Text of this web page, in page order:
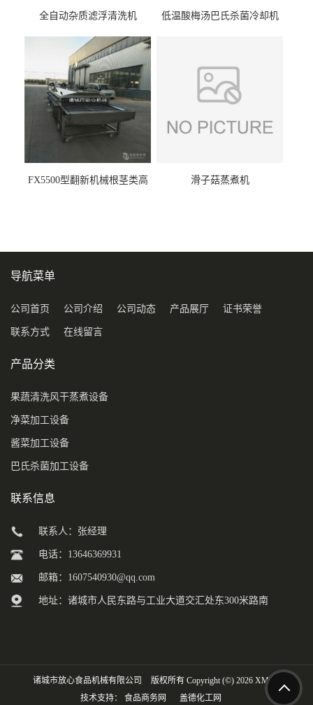
全自动杂质滤浮清洗机 低温酸梅汤巴氏杀菌冷却机
FX5500型翻新机械根茎类高
滑子菇蒸煮机
导航菜单
公司首页 公司介绍 公司动态 产品展厅 证书荣誉
联系方式 在线留言
产品分类
果蔬清洗风干蒸煮设备
净菜加工设备
酱菜加工设备
巴氏杀菌加工设备
联系信息
联系人：张经理
电话：13646369931
邮箱： 1607540930@qq.com
地址：诸城市人民东路与工业大道交汇处东300米路南
诸城市放心食品机械有限公司 版权所有 Copyright (©) 2026 XML
技术支持： 食品商务网 盖德化工网